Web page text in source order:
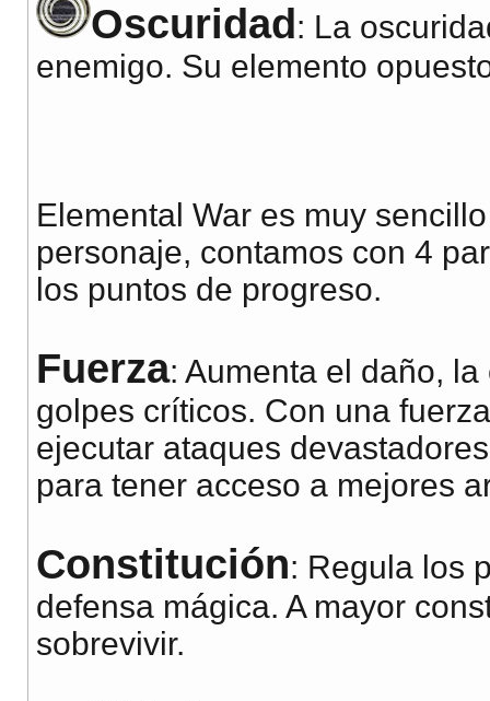
Oscuridad : La
enemigo. Su elemento
Elemental War es muy
personaje, contamos con 4
los puntos de progreso.
Fuerza: Aumenta el daño,
golpes críticos. Con una
ejecutar ataques
para tener acceso a mejores
Constitución: Regula los
defensa mágica. A mayor
sobrevivir.